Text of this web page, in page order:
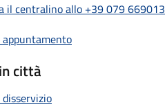
il centralino allo +39 079 669013
appuntamento
città